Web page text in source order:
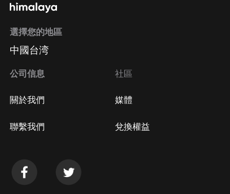
選擇您的地區
中國台湾
公司信息
關於我們
聯繫我們
社區
媒體
兌換權益